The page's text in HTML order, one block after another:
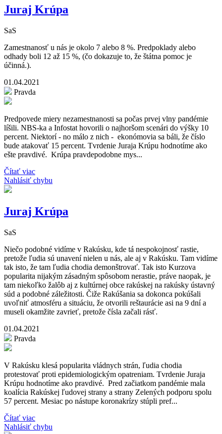
Juraj Krúpa
SaS
Zamestnanosť u nás je okolo 7 alebo 8 %. Predpoklady alebo
odhady boli 12 až 15 %, (čo dokazuje to, že štátna pomoc je
účinná.).
01.04.2021
Pravda
Predpovede miery nezamestnanosti sa počas prvej vlny pandémie
líšili. NBS-ka a Infostat hovorili o najhoršom scenári do výšky 10
percent. Niektorí - no málo z nich - ekonómovia sa báli, že číslo
bude atakovať 15 percent. Tvrdenie Juraja Krúpu hodnotíme ako
ešte pravdivé. Krúpa pravdepodobne mys...
Čítať viac
Nahlásiť chybu
Juraj Krúpa
SaS
Niečo podobné vidíme v Rakúsku, kde tá nespokojnosť rastie,
pretože ľudia sú unavení nielen u nás, ale aj v Rakúsku. Tam vidíme
tak isto, že tam ľudia chodia demonštrovať. Tak isto Kurzova
popularita nijakým zásadným spôsobom nerastie, práve naopak, je
tam niekoľko žalôb aj z kultúrnej obce rakúskej na rakúsky ústavný
súd a podobné záležitosti. Čiže Rakúšania sa dokonca pokúšali
uvoľniť atmosféru a situáciu, že otvorili reštaurácie asi na 9 dní a
museli okamžite zavrieť, pretože čísla začali rásť.
01.04.2021
Pravda
V Rakúsku klesá popularita vládnych strán, ľudia chodia
protestovať proti epidemiologickým opatreniam. Tvrdenie Juraja
Krúpu hodnotíme ako pravdivé. Pred začiatkom pandémie mala
koalícia Rakúskej ľudovej strany a strany Zelených podporu spolu
57 percent. Mesiac po nástupe koronakrízy stúpli pref...
Čítať viac
Nahlásiť chybu